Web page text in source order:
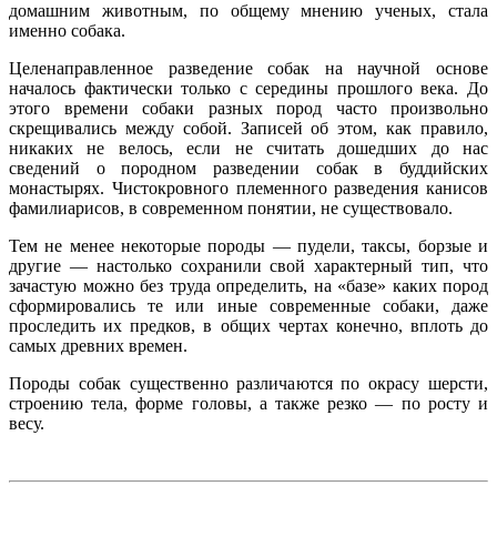
домашним животным, по общему мнению ученых, стала
именно собака.
Целенаправленное разведение собак на научной основе
началось фактически только с середины прошлого века. До
этого времени собаки разных пород часто произвольно
скрещивались между собой. Записей об этом, как правило,
никаких не велось, если не считать дошедших до нас
сведений о породном разведении собак в буддийских
монастырях. Чистокровного племенного разведения канисов
фамилиарисов, в современном понятии, не существовало.
Тем не менее некоторые породы — пудели, таксы, борзые и
другие — настолько сохранили свой характерный тип, что
зачастую можно без труда определить, на «базе» каких пород
сформировались те или иные современные собаки, даже
проследить их предков, в общих чертах конечно, вплоть до
самых древних времен.
Породы собак существенно различаются по окрасу шерсти,
строению тела, форме головы, а также резко — по росту и
весу.